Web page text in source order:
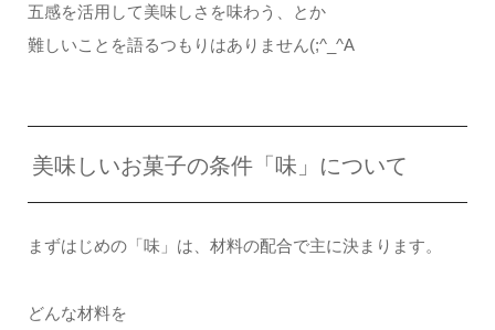
五感を活用して美味しさを味わう、とか
難しいことを語るつもりはありません(;^_^A
美味しいお菓子の条件「味」について
まずはじめの「味」は、材料の配合で主に決まります。
どんな材料を